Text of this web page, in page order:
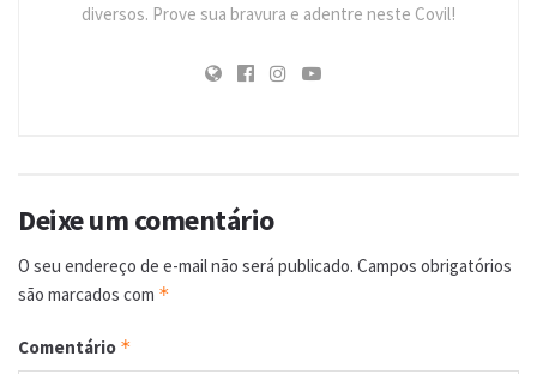
diversos. Prove sua bravura e adentre neste Covil!
Deixe um comentário
O seu endereço de e-mail não será publicado. Campos obrigatórios
são marcados com *
Comentário *